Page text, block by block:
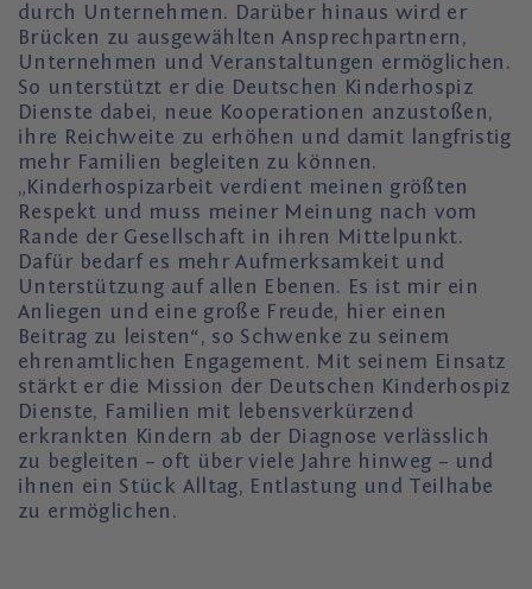
durch Unternehmen. Darüber hinaus wird er
Brücken zu ausgewählten Ansprechpartnern,
Unternehmen und Veranstaltungen ermöglichen.
So unterstützt er die Deutschen Kinderhospiz
Dienste dabei, neue Kooperationen anzustoßen,
ihre Reichweite zu erhöhen und damit langfristig
mehr Familien begleiten zu können.
„Kinderhospizarbeit verdient meinen größten
Respekt und muss meiner Meinung nach vom
Rande der Gesellschaft in ihren Mittelpunkt.
Dafür bedarf es mehr Aufmerksamkeit und
Unterstützung auf allen Ebenen. Es ist mir ein
Anliegen und eine große Freude, hier einen
Beitrag zu leisten“, so Schwenke zu seinem
ehrenamtlichen Engagement. Mit seinem Einsatz
stärkt er die Mission der Deutschen Kinderhospiz
Dienste, Familien mit lebensverkürzend
erkrankten Kindern ab der Diagnose verlässlich
zu begleiten – oft über viele Jahre hinweg – und
ihnen ein Stück Alltag, Entlastung und Teilhabe
zu ermöglichen.